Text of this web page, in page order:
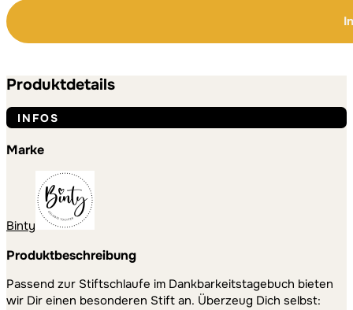
Produktdetails
INFOS
Marke
Binty
Produktbeschreibung
Passend zur Stiftschlaufe im Dankbarkeitstagebuch bieten
wir Dir einen besonderen Stift an. Überzeug Dich selbst: